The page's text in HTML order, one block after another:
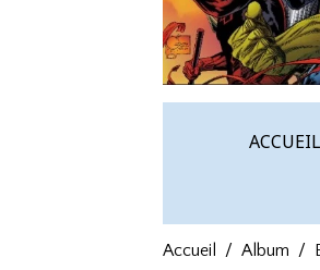
ACCUEIL
Accueil Album